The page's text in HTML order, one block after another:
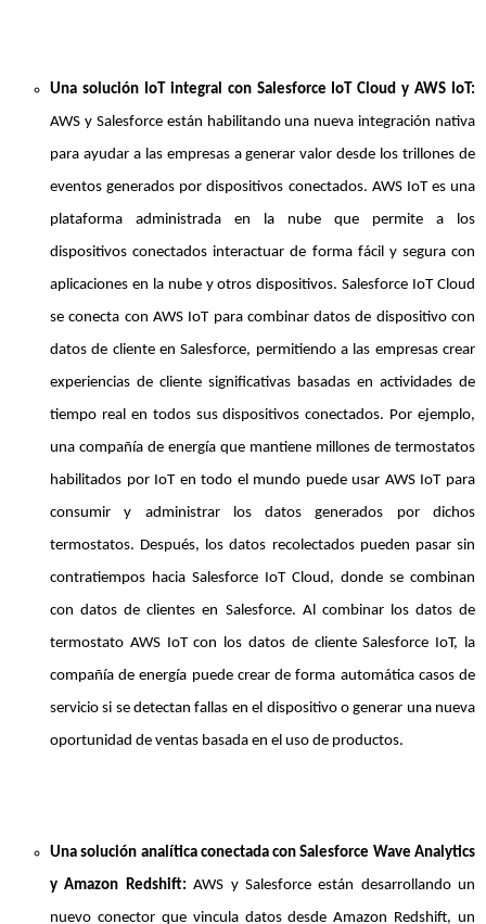
Una solución IoT integral con Salesforce IoT Cloud y AWS IoT:
AWS y Salesforce están habilitando una nueva integración nativa
para ayudar a las empresas a generar valor desde los trillones de
eventos generados por dispositivos conectados. AWS IoT es una
plataforma administrada en la nube que permite a los
dispositivos conectados interactuar de forma fácil y segura con
aplicaciones en la nube y otros dispositivos. Salesforce IoT Cloud
se conecta con AWS IoT para combinar datos de dispositivo con
datos de cliente en Salesforce, permitiendo a las empresas crear
experiencias de cliente significativas basadas en actividades de
tiempo real en todos sus dispositivos conectados. Por ejemplo,
una compañía de energía que mantiene millones de termostatos
habilitados por IoT en todo el mundo puede usar AWS IoT para
consumir y administrar los datos generados por dichos
termostatos. Después, los datos recolectados pueden pasar sin
contratiempos hacia Salesforce IoT Cloud, donde se combinan
con datos de clientes en Salesforce. Al combinar los datos de
termostato AWS IoT con los datos de cliente Salesforce IoT, la
compañía de energía puede crear de forma automática casos de
servicio si se detectan fallas en el dispositivo o generar una nueva
oportunidad de ventas basada en el uso de productos.
Una solución analítica conectada con Salesforce Wave Analytics
y Amazon Redshift: AWS y Salesforce están desarrollando un
nuevo conector que vincula datos desde Amazon Redshift, un